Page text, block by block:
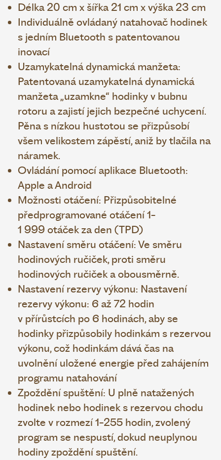
Délka 20 cm x šířka 21 cm x výška 23 cm
Individuálně ovládaný natahovač hodinek
s jedním Bluetooth s patentovanou
inovací
Uzamykatelná dynamická manžeta:
Patentovaná uzamykatelná dynamická
manžeta „uzamkne“ hodinky v bubnu
rotoru a zajistí jejich bezpečné uchycení.
Pěna s nízkou hustotou se přizpůsobí
všem velikostem zápěstí, aniž by tlačila na
náramek.
Ovládání pomocí aplikace Bluetooth:
Apple a Android
Možnosti otáčení: Přizpůsobitelné
předprogramované otáčení 1-
1 999 otáček za den (TPD)
Nastavení směru otáčení: Ve směru
hodinových ručiček, proti směru
hodinových ručiček a obousměrně.
Nastavení rezervy výkonu: Nastavení
rezervy výkonu: 6 až 72 hodin
v přírůstcích po 6 hodinách, aby se
hodinky přizpůsobily hodinkám s rezervou
výkonu, což hodinkám dává čas na
uvolnění uložené energie před zahájením
programu natahování
Zpoždění spuštění: U plně natažených
hodinek nebo hodinek s rezervou chodu
zvolte v rozmezí 1-255 hodin, zvolený
program se nespustí, dokud neuplynou
hodiny zpoždění spuštění.